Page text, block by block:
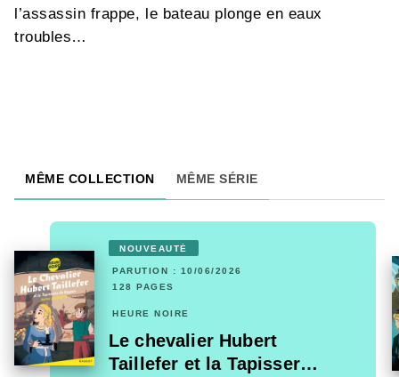
l’assassin frappe, le bateau plonge en eaux
troubles…
MÊME COLLECTION MÊME SÉRIE
NOUVEAUTÉ
PARUTION : 10/06/2026
128 PAGES
HEURE NOIRE
Le chevalier Hubert
Taillefer et la Tapisser…